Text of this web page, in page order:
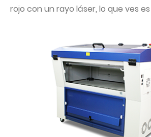
rojo con un rayo láser, lo que ves